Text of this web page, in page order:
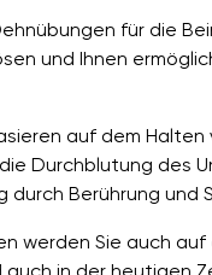
für die
und Ihnen
auf dem
Durchblutung des
Berührung und
werden Sie auch
in der heutigen